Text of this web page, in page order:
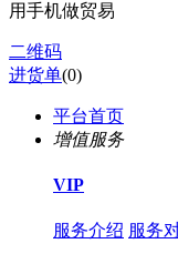
用手机做贸易
二维码
进货单(0)
平台首页
增值服务
VIP
服务介绍 服务